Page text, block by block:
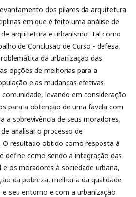
dos pilares da arquitetura
em que é feito uma análise de
arquitetura e urbanismo. Tal como
de Conclusão de Curso - defesa,
da urbanização das
opções de melhorias para a
e as mudanças efetivas
levando em consideração
para a obtenção de uma favela com
a sobrevivência de seus moradores,
analisar o processo de
O resultado obtido como resposta à
define como sendo a integração das
os moradores à sociedade urbana,
da pobreza, melhoria da qualidade
e seu entorno e com a urbanização